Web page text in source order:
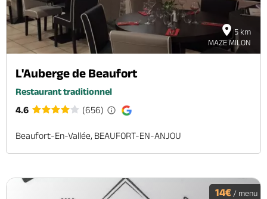
5 km
MAZE MILON
L'Auberge de Beaufort
Restaurant traditionnel
4.6
(656)
Beaufort-En-Vallée, BEAUFORT-EN-ANJOU
14€ / menu